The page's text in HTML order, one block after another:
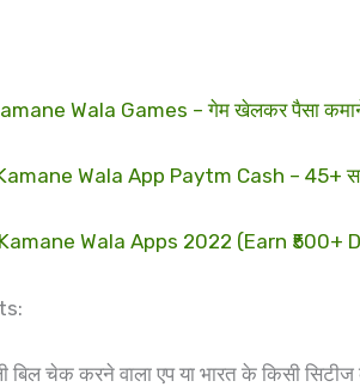
Wala Games – गेम खेलकर पैसा
Wala App Paytm Cash – 45+
Wala Apps 2022 (Earn ₹500+
बिल चेक करने वाला एप या भारत के किसी